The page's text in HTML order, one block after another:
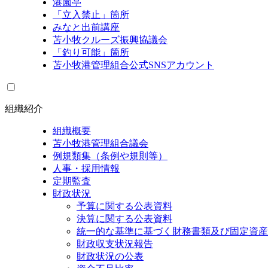
港園亭
「立入禁止」箇所
みなと出前講座
苫小牧クルーズ振興協議会
「釣り可能」箇所
苫小牧港管理組合公式SNSアカウント
組織紹介
組織概要
苫小牧港管理組合議会
例規類集（条例や規則等）
人事・採用情報
定期監査
財政状況
予算に関する公表資料
決算に関する公表資料
統一的な基準に基づく財務書類及び固定資
財政収支状況報告
財政状況の公表